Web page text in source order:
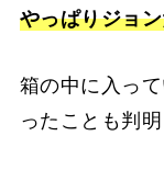
やっぱりジョ
箱の中に入っ
ったことも判明